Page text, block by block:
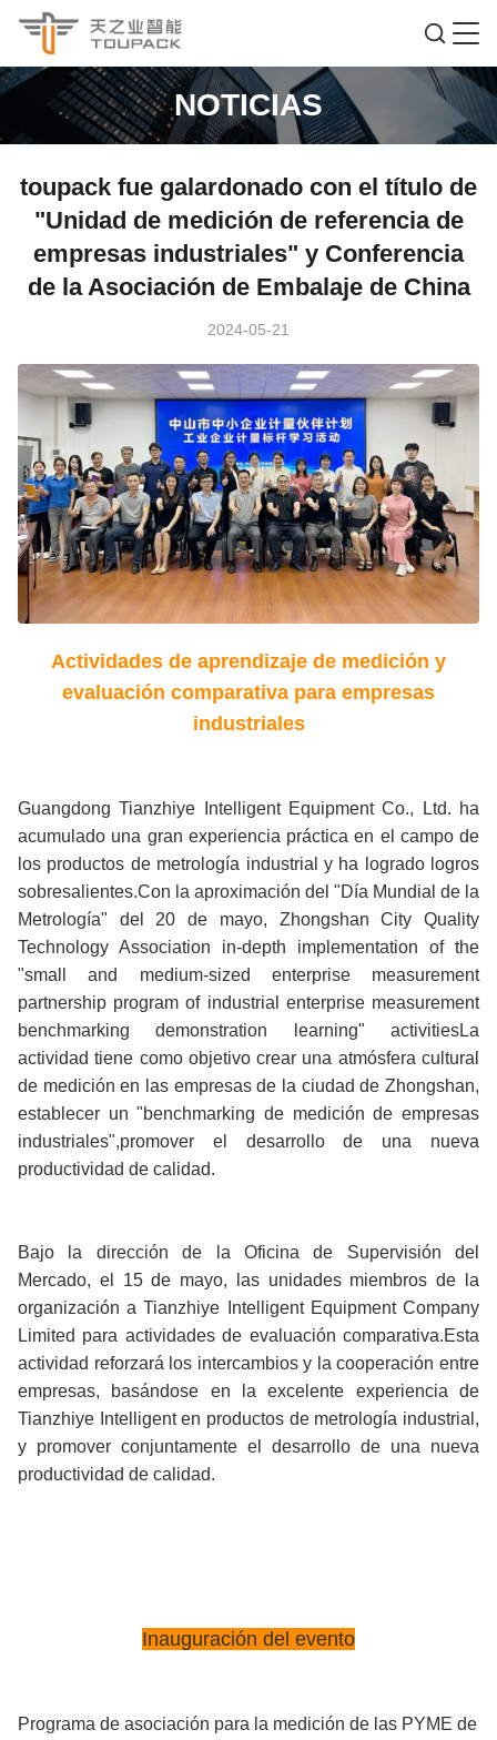
NOTICIAS
toupack fue galardonado con el título de
"Unidad de medición de referencia de
empresas industriales" y Conferencia
de la Asociación de Embalaje de China
2024-05-21
Actividades de aprendizaje de medición y
evaluación comparativa para empresas
industriales
Guangdong Tianzhiye Intelligent Equipment Co., Ltd. ha
acumulado una gran experiencia práctica en el campo de
los productos de metrología industrial y ha logrado logros
sobresalientes.Con la aproximación del "Día Mundial de la
Metrología" del 20 de mayo, Zhongshan City Quality
Technology Association in-depth implementation of the
"small and medium-sized enterprise measurement
partnership program of industrial enterprise measurement
benchmarking demonstration learning" activitiesLa
actividad tiene como objetivo crear una atmósfera cultural
de medición en las empresas de la ciudad de Zhongshan,
establecer un "benchmarking de medición de empresas
industriales",promover el desarrollo de una nueva
productividad de calidad.
Bajo la dirección de la Oficina de Supervisión del
Mercado, el 15 de mayo, las unidades miembros de la
organización a Tianzhiye Intelligent Equipment Company
Limited para actividades de evaluación comparativa.Esta
actividad reforzará los intercambios y la cooperación entre
empresas, basándose en la excelente experiencia de
Tianzhiye Intelligent en productos de metrología industrial,
y promover conjuntamente el desarrollo de una nueva
productividad de calidad.
Inauguración del evento
Programa de asociación para la medición de las PYME de